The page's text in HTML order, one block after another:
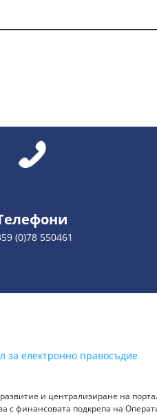
(0)78 550461
за електронно правосъдие
и централизиране на
с финансовата подкрепа на